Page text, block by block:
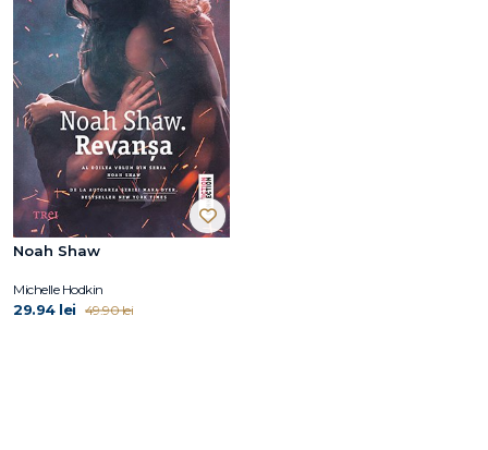
Noah Shaw
Michelle Hodkin
29.94 lei 49.90 lei